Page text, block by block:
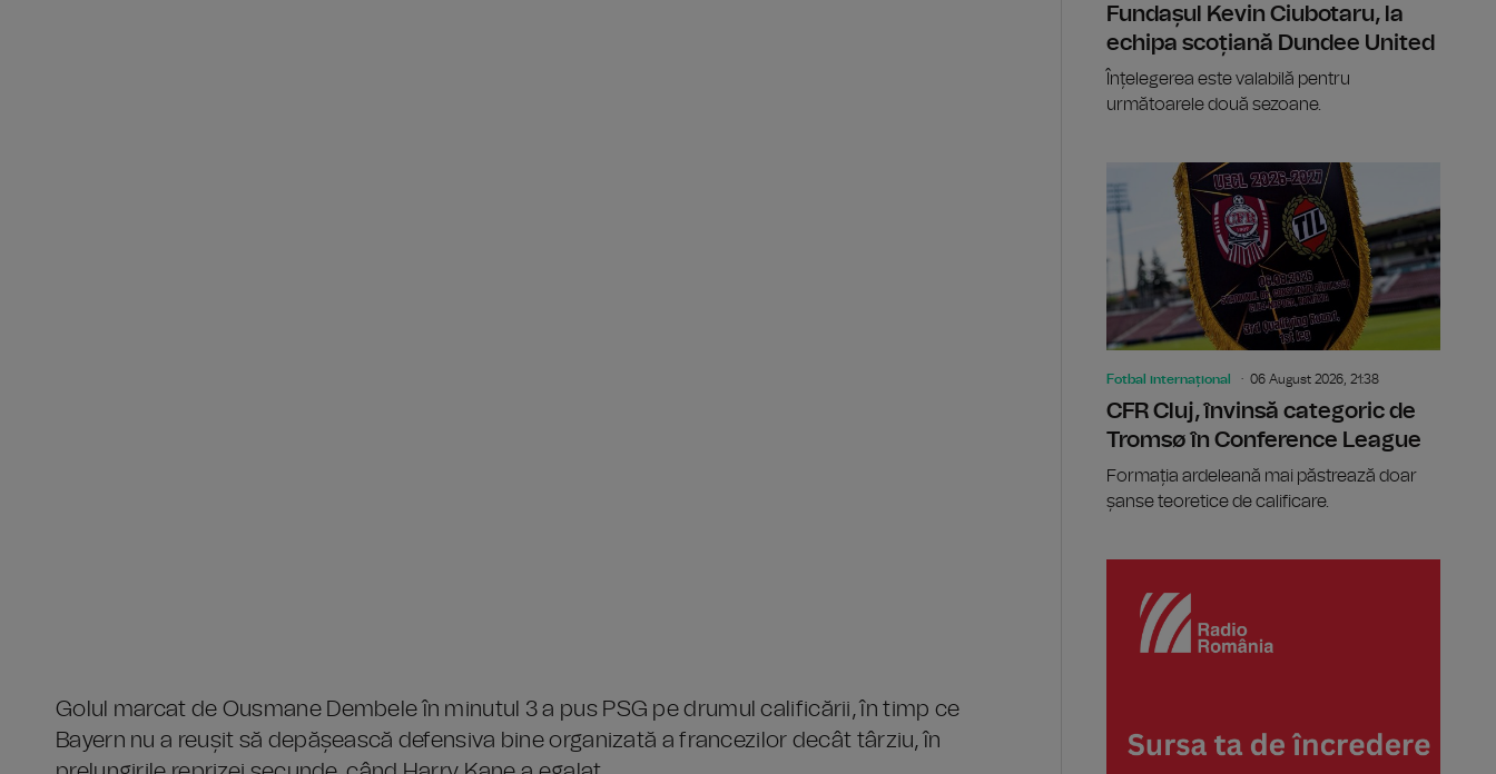
Golul marcat de Ousmane Dembele în minutul 3 a pus PSG pe drumul calificării, în timp ce
Bayern nu a reușit să depășească defensiva bine organizată a francezilor decât târziu, în
Fundașul Kevin Ciubotaru, la
echipa scoțiană Dundee United
Înțelegerea este valabilă pentru
următoarele două sezoane.
Fotbal internațional 06 August 2026, 21:38
CFR Cluj, învinsă categoric de
Tromsø în Conference League
Formația ardeleană mai păstrează doar
șanse teoretice de calificare.